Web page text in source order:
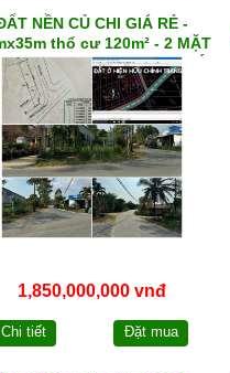
NỀN CỦ CHI GIÁ RẺ -
thổ cư 120m² - 2 MẶT
NHỰA - qh DCHH - xã THÁI
MỸ
1,850,000,000 vnđ
Chi tiết Đặt mua